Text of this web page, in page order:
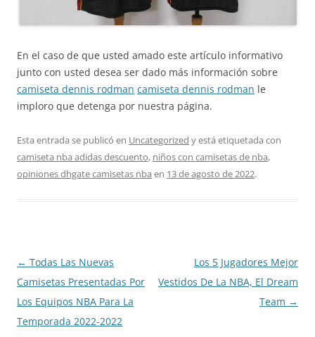
En el caso de que usted amado este artículo informativo
junto con usted desea ser dado más información sobre
camiseta dennis rodman camiseta dennis rodman le
imploro que detenga por nuestra página.
Esta entrada se publicó en Uncategorized y está etiquetada con
camiseta nba adidas descuento, niños con camisetas de nba,
opiniones dhgate camisetas nba en 13 de agosto de 2022.
Navegación
de
entradas
← Todas Las Nuevas
Camisetas Presentadas Por
Los Equipos NBA Para La
Temporada 2022-2022
Los 5 Jugadores Mejor
Vestidos De La NBA, El Dream
Team →